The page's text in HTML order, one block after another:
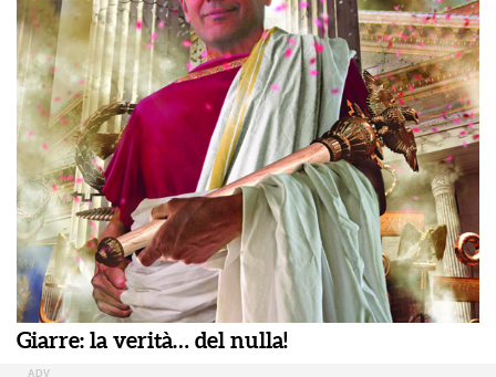
Giarre: la verità… del nulla!